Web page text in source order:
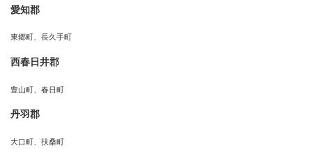
愛知郡
東郷町、長久手町
西春日井郡
豊山町、春日町
丹羽郡
大口町、扶桑町